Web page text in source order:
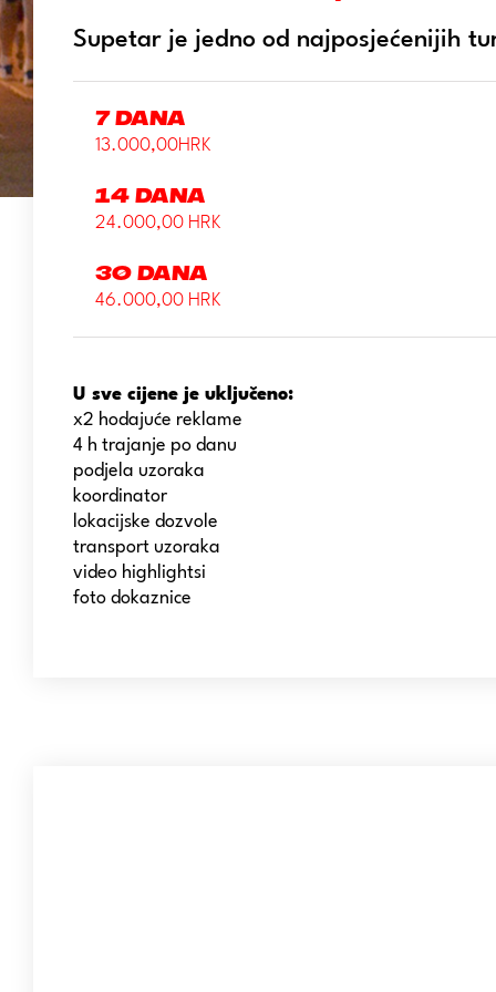
Supetar je jedno od najposjećenijih
7 dana
13.000,00HRK
14 dana
24.000,00 HRK
30 dana
46.000,00 HRK
U sve cijene je uključeno:
x2 hodajuće reklame
4 h trajanje po danu
podjela uzoraka
koordinator
lokacijske dozvole
transport uzoraka
video highlightsi
foto dokaznice